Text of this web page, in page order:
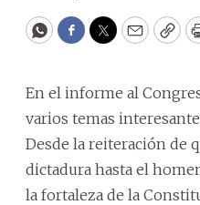
WhatsApp
Facebook
Twitter
Email
En el informe al
varios temas
Desde la reiteración de
dictadura hasta el
la fortaleza de la